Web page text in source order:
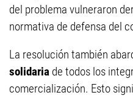
del problema vulneraron
normativa de defensa del
La resolución también
solidaria de todos los
comercialización. Esto